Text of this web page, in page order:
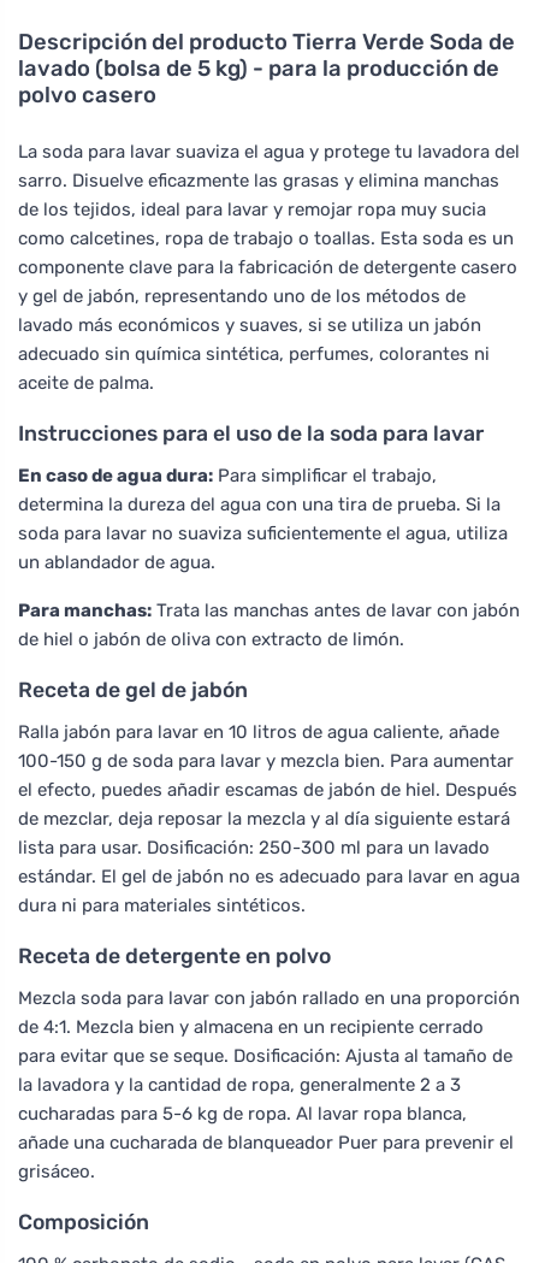
Descripción del producto Tierra Verde Soda de
lavado (bolsa de 5 kg) - para la producción de
polvo casero
La soda para lavar suaviza el agua y protege tu lavadora del
sarro. Disuelve eficazmente las grasas y elimina manchas
de los tejidos, ideal para lavar y remojar ropa muy sucia
como calcetines, ropa de trabajo o toallas. Esta soda es un
componente clave para la fabricación de detergente casero
y gel de jabón, representando uno de los métodos de
lavado más económicos y suaves, si se utiliza un jabón
adecuado sin química sintética, perfumes, colorantes ni
aceite de palma.
Instrucciones para el uso de la soda para lavar
En caso de agua dura: Para simplificar el trabajo,
determina la dureza del agua con una tira de prueba. Si la
soda para lavar no suaviza suficientemente el agua, utiliza
un ablandador de agua.
Para manchas: Trata las manchas antes de lavar con jabón
de hiel o jabón de oliva con extracto de limón.
Receta de gel de jabón
Ralla jabón para lavar en 10 litros de agua caliente, añade
100-150 g de soda para lavar y mezcla bien. Para aumentar
el efecto, puedes añadir escamas de jabón de hiel. Después
de mezclar, deja reposar la mezcla y al día siguiente estará
lista para usar. Dosificación: 250-300 ml para un lavado
estándar. El gel de jabón no es adecuado para lavar en agua
dura ni para materiales sintéticos.
Receta de detergente en polvo
Mezcla soda para lavar con jabón rallado en una proporción
de 4:1. Mezcla bien y almacena en un recipiente cerrado
para evitar que se seque. Dosificación: Ajusta al tamaño de
la lavadora y la cantidad de ropa, generalmente 2 a 3
cucharadas para 5-6 kg de ropa. Al lavar ropa blanca,
añade una cucharada de blanqueador Puer para prevenir el
grisáceo.
Composición